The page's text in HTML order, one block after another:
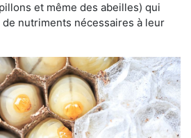
et même des abeilles) qui
nutriments nécessaires à leur